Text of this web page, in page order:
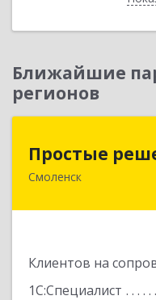
Ближайшие
регионов
Простые
Смоленск
Клиентов на
1С:Специалист
214015,